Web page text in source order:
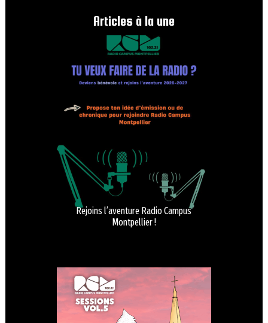
Articles à la une
Rejoins l’aventure Radio Campus
Montpellier !